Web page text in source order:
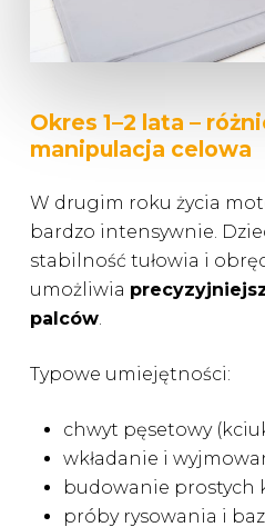
Okres 1–2 lata –
manipulacja celowa
W drugim roku życia
bardzo intensywnie.
stabilność tułowia i
umożliwia
palców
Typowe umiejętności:
chwyt pęsetowy
wkładanie i
budowanie prostych
próby rysowania i